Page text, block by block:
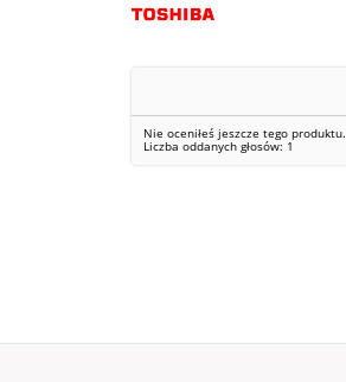
Nie oceniłeś jeszcze tego produktu.
Liczba oddanych głosów: 1